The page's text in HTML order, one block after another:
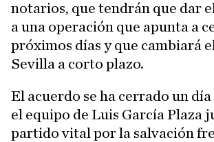
notarios, que tendrán que dar
a una operación que apunta a
próximos días y que cambiará
Sevilla a corto plazo.
El acuerdo se ha cerrado un día
el equipo de Luis García Plaza
partido vital por la salvación